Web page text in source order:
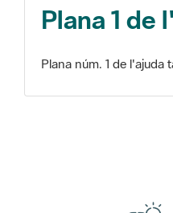
Plana 1 de
Plana núm. 1 de l'ajuda